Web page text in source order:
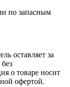
по запасным
оставляет за
о товаре носит
офертой.